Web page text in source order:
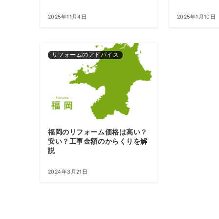
2025年11月4日 2025年1月10日
リフォームのアドバイス
福岡のリフォーム価格は高い？
安い？工事金額のからくりを解
説
2024年3月21日